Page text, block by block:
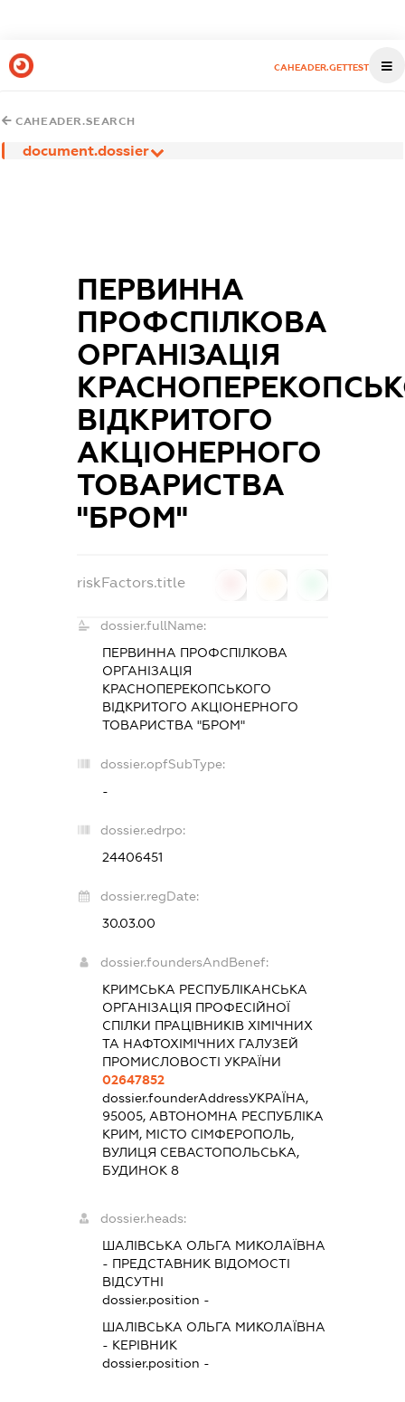
CAHEADER.GETTEST
CAHEADER.SEARCH
document.dossier
ПЕРВИННА
ПРОФСПІЛКОВА
ОРГАНІЗАЦІЯ
ВІДКРИТОГО
АКЦІОНЕРНОГО
ТОВАРИСТВА
"БРОМ"
riskFactors.title
dossier.fullName:
ПЕРВИННА ПРОФСПІЛКОВА
ОРГАНІЗАЦІЯ
КРАСНОПЕРЕКОПСЬКОГО
ВІДКРИТОГО АКЦІОНЕРНОГО
ТОВАРИСТВА "БРОМ"
dossier.opfSubType:
-
dossier.edrpo:
24406451
dossier.regDate:
30.03.00
dossier.foundersAndBenef:
КРИМСЬКА РЕСПУБЛІКАНСЬКА
ОРГАНІЗАЦІЯ ПРОФЕСІЙНОЇ
СПІЛКИ ПРАЦІВНИКІВ ХІМІЧНИХ
ТА НАФТОХІМІЧНИХ ГАЛУЗЕЙ
ПРОМИСЛОВОСТІ УКРАЇНИ
02647852
dossier.founderAddressУКРАЇНА,
95005, АВТОНОМНА РЕСПУБЛІКА
КРИМ, МІСТО СІМФЕРОПОЛЬ,
ВУЛИЦЯ СЕВАСТОПОЛЬСЬКА,
БУДИНОК 8
dossier.heads:
ШАЛІВСЬКА ОЛЬГА МИКОЛАЇВНА
- ПРЕДСТАВНИК ВІДОМОСТІ
ВІДСУТНІ
dossier.position -
ШАЛІВСЬКА ОЛЬГА МИКОЛАЇВНА
- КЕРІВНИК
dossier.position -